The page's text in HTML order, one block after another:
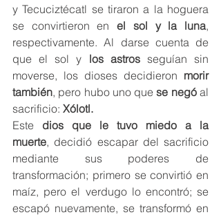
y Tecuciztécatl se tiraron a la hoguera
se convirtieron en el sol y la luna,
respectivamente. Al darse cuenta de
que el sol y los astros seguían sin
moverse, los dioses decidieron morir
también, pero hubo uno que se negó al
sacrificio: Xólotl.
Este dios que le tuvo miedo a la
muerte, decidió escapar del sacrificio
mediante sus poderes de
transformación; primero se convirtió en
maíz, pero el verdugo lo encontró; se
escapó nuevamente, se transformó en